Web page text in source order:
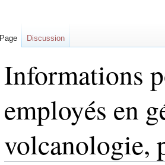
Informations
employés en
volcanologie,
Page Discussion